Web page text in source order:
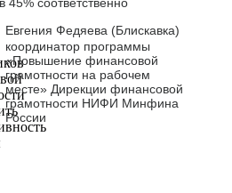
Евгения Федяева (Блискавка)
координатор программы
«Повышение финансовой
грамотности на рабочем
месте» Дирекции финансовой
грамотности НИФИ Минфина
России